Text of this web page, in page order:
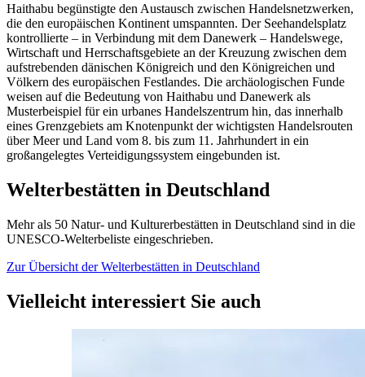
Haithabu begünstigte den Austausch zwischen Handelsnetzwerken,
die den europäischen Kontinent umspannten. Der Seehandelsplatz
kontrollierte – in Verbindung mit dem Danewerk – Handelswege,
Wirtschaft und Herrschaftsgebiete an der Kreuzung zwischen dem
aufstrebenden dänischen Königreich und den Königreichen und
Völkern des europäischen Festlandes. Die archäologischen Funde
weisen auf die Bedeutung von Haithabu und Danewerk als
Musterbeispiel für ein urbanes Handelszentrum hin, das innerhalb
eines Grenzgebiets am Knotenpunkt der wichtigsten Handelsrouten
über Meer und Land vom 8. bis zum 11. Jahrhundert in ein
großangelegtes Verteidigungssystem eingebunden ist.
Welterbestätten in Deutschland
Mehr als 50 Natur- und Kulturerbestätten in Deutschland sind in die
UNESCO-Welterbeliste eingeschrieben.
Zur Übersicht der Welterbestätten in Deutschland
Vielleicht interessiert Sie auch